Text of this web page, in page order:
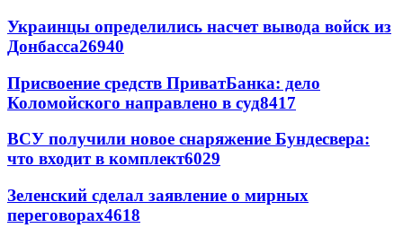
Украинцы определились насчет вывода войск из
Донбасса26940
Присвоение средств ПриватБанка: дело
Коломойского направлено в суд8417
ВСУ получили новое снаряжение Бундесвера:
что входит в комплект6029
Зеленский сделал заявление о мирных
переговорах4618